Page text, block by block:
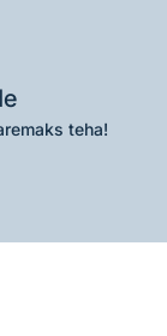
teha!